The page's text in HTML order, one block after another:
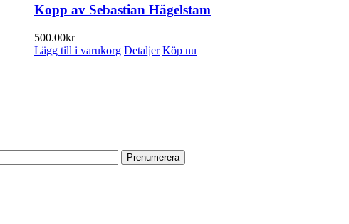
har
flera
De
olika
Kopp av Sebastian Hägelstam
500.00kr
Lägg till i varukorg Detaljer Köp nu